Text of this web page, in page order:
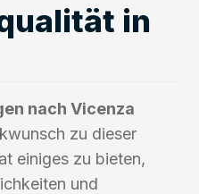
in
nach Vicenza
zu dieser
einiges zu bieten,
und